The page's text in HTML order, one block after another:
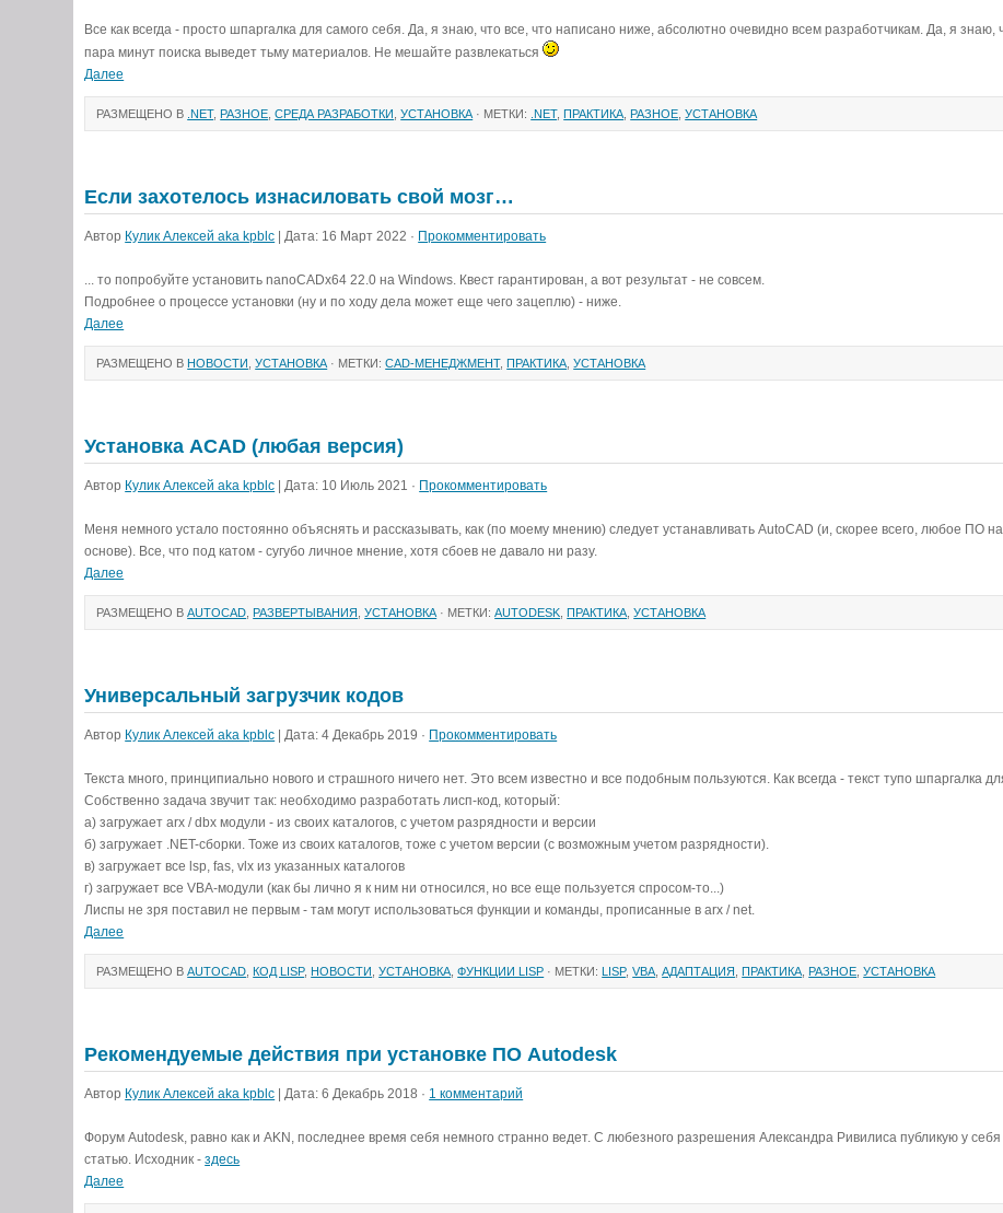
Все как всегда - просто шпаргалка для самого себя. Да, я знаю, что все, что написано ниже, абсолютно очевидно всем разработчикам. Да, я знаю,
пара минут поиска выведет тьму материалов. Не мешайте развлекаться
Далее
РАЗМЕЩЕНО В .NET,РАЗНОЕ ,СРЕДА РАЗРАБОТКИ ,УСТАНОВКА · МЕТКИ: .NET,ПРАКТИКА ,РАЗНОЕ ,УСТАНОВКА
Если захотелось изнасиловать свой мозг…
Автор Кулик Алексей aka kpblc | Дата: 16 Март 2022 · Прокомментировать
... то попробуйте установить nanoCADx64 22.0 на Windows. Квест гарантирован, а вот результат - не совсем.
Подробнее о процессе установки (ну и по ходу дела может еще чего зацеплю) - ниже.
Далее
РАЗМЕЩЕНО ВНОВОСТИ ,УСТАНОВКА · МЕТКИ:CAD-МЕНЕДЖМЕНТ,ПРАКТИКА ,УСТАНОВКА
Установка ACAD (любая версия)
Автор Кулик Алексей aka kpblc | Дата: 10 Июль 2021 · Прокомментировать
Меня немного устало постоянно объяснять и рассказывать, как (по моему мнению) следует устанавливать AutoCAD (и, скорее всего, любое ПО на
основе). Все, что под катом - сугубо личное мнение, хотя сбоев не давало ни разу.
Далее
РАЗМЕЩЕНО ВAUTOCAD ,РАЗВЕРТЫВАНИЯ ,УСТАНОВКА · МЕТКИ:AUTODESK ,ПРАКТИКА ,УСТАНОВКА
Универсальный загрузчик кодов
Автор Кулик Алексей aka kpblc | Дата: 4 Декабрь 2019 · Прокомментировать
Текста много, принципиально нового и страшного ничего нет. Это всем известно и все подобным пользуются. Как всегда - текст тупо шпаргалка
Собственно задача звучит так: необходимо разработать лисп-код, который:
а) загружает arx / dbx модули - из своих каталогов, с учетом разрядности и версии
б) загружает .NET-сборки. Тоже из своих каталогов, тоже с учетом версии (с возможным учетом разрядности).
в) загружает все lsp, fas, vlx из указанных каталогов
г) загружает все VBA-модули (как бы лично я к ним ни относился, но все еще пользуется спросом-то...)
Лиспы не зря поставил не первым - там могут использоваться функции и команды, прописанные в arx / net.
Далее
РАЗМЕЩЕНО ВAUTOCAD ,КОД LISP,НОВОСТИ ,УСТАНОВКА ,ФУНКЦИИ LISP · МЕТКИ:LISP,VBA ,АДАПТАЦИЯ ,ПРАКТИКА ,РАЗНОЕ ,УСТАНОВКА
Рекомендуемые действия при установке ПО Autodesk
Автор Кулик Алексей aka kpblc | Дата: 6 Декабрь 2018 · 1 комментарий
Форум Autodesk, равно как и AKN, последнее время себя немного странно ведет. С любезного разрешения Александра Ривилиса публикую у себя
статью. Исходник -здесь
Далее